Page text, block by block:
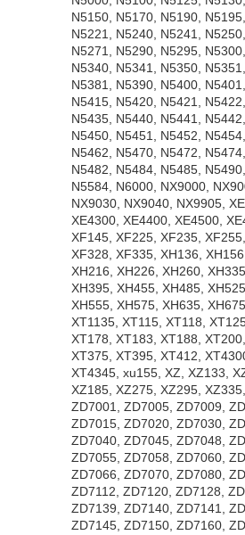
N5150, N5170, N5190,
N5221, N5240, N5241,
N5271, N5290, N5295,
N5340, N5341, N5350,
N5381, N5390, N5400,
N5415, N5420, N5421,
N5435, N5440, N5441,
N5450, N5451, N5452,
N5462, N5470, N5472,
N5482, N5484, N5485,
N5584, N6000, NX9000,
NX9030, NX9040, NX9905,
XE4300, XE4400, XE4500,
XF145, XF225, XF235,
XF328, XF335, XH136,
XH216, XH226, XH260,
XH395, XH455, XH485,
XH555, XH575, XH635,
XT1135, XT115, XT118,
XT178, XT183, XT188,
XT375, XT395, XT412,
XT4345, xu155, XZ, XZ133,
XZ185, XZ275, XZ295,
ZD7001, ZD7005, ZD7009,
ZD7015, ZD7020, ZD7030,
ZD7040, ZD7045, ZD7048,
ZD7055, ZD7058, ZD7060,
ZD7066, ZD7070, ZD7080,
ZD7112, ZD7120, ZD7128,
ZD7139, ZD7140, ZD7141,
ZD7145, ZD7150, ZD7160,